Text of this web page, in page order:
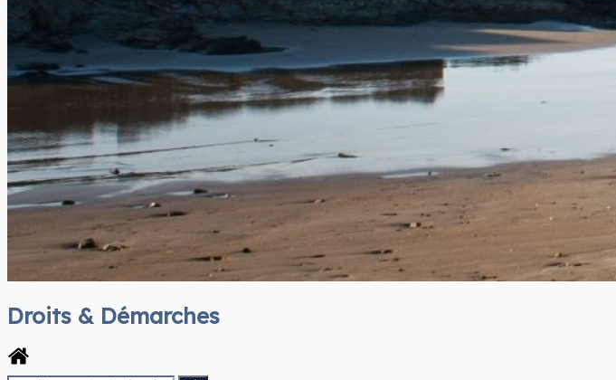
Ploéven
Site officiel de la mairie
Droits & Démarches